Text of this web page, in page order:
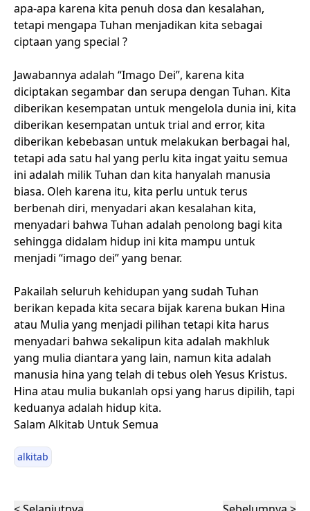
apa-apa karena kita penuh dosa dan kesalahan,
tetapi mengapa Tuhan menjadikan kita sebagai
ciptaan yang special ?
Jawabannya adalah “Imago Dei”, karena kita
diciptakan segambar dan serupa dengan Tuhan. Kita
diberikan kesempatan untuk mengelola dunia ini, kita
diberikan kesempatan untuk trial and error, kita
diberikan kebebasan untuk melakukan berbagai hal,
tetapi ada satu hal yang perlu kita ingat yaitu semua
ini adalah milik Tuhan dan kita hanyalah manusia
biasa. Oleh karena itu, kita perlu untuk terus
berbenah diri, menyadari akan kesalahan kita,
menyadari bahwa Tuhan adalah penolong bagi kita
sehingga didalam hidup ini kita mampu untuk
menjadi “imago dei” yang benar.
Pakailah seluruh kehidupan yang sudah Tuhan
berikan kepada kita secara bijak karena bukan Hina
atau Mulia yang menjadi pilihan tetapi kita harus
menyadari bahwa sekalipun kita adalah makhluk
yang mulia diantara yang lain, namun kita adalah
manusia hina yang telah di tebus oleh Yesus Kristus.
Hina atau mulia bukanlah opsi yang harus dipilih, tapi
keduanya adalah hidup kita.
Salam Alkitab Untuk Semua
alkitab